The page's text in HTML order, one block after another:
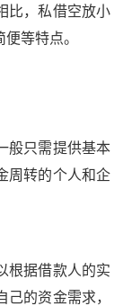
比，私借空放小
等特点。
般只需提供基本
周转的个人和企
根据借款人的实
的资金需求，